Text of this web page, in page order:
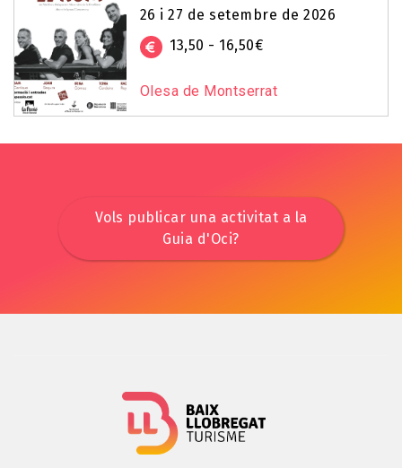
26 i 27 de setembre de 2026
13,50 - 16,50€
Olesa de Montserrat
Vols publicar una activitat a la
Guia d'Oci?